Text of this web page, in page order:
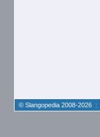
© Slangopedia 2008-2026 :